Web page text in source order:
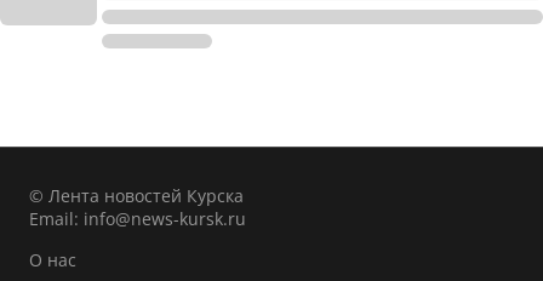
© Лента новостей Курска
Email: info@news-kursk.ru
О нас